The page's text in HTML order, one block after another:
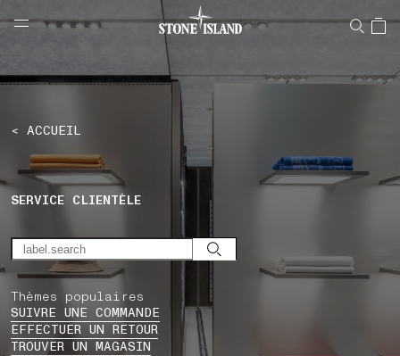
NAVIGATION.ARIA.GOTOMAINCONTENT
LABEL.SHOPPINGCOUNTRY BELGIQUE
< ACCUEIL
SERVICE CLIENTÈLE
Thèmes populaires
SUIVRE UNE COMMANDE
EFFECTUER UN RETOUR
TROUVER UN MAGASIN